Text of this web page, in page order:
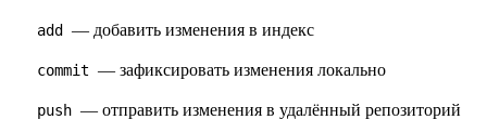
add — добавить изменения в индекс
commit — зафиксировать изменения локально
push — отправить изменения в удалённый репозиторий